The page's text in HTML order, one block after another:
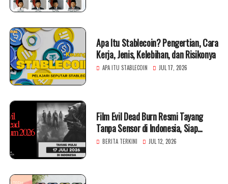
Apa Itu Stablecoin? Pengertian, Cara
Kerja, Jenis, Kelebihan, dan Risikonya
APA ITU STABLECOIN JUL 17, 2026
Film Evil Dead Burn Resmi Tayang
Tanpa Sensor di Indonesia, Siap
Hadirkan Horor Brutal
BERITA TERKINI JUL 12, 2026